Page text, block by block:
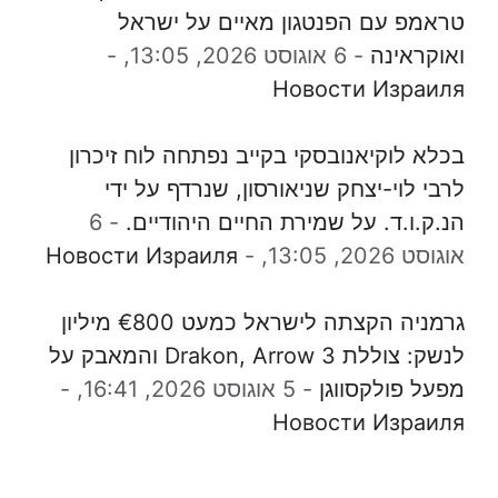
טראמפ עם הפנטגון מאיים על ישראל
ואוקראינה - 6 אוגוסט 2026, 13:05,
-
Новости Израиля
בכלא לוקיאנובסקי בקייב נפתחה לוח זיכרון
לרבי לוי-יצחק שניאורסון, שנרדף על ידי
הנ.ק.ו.ד. על שמירת החיים היהודיים. -
6
אוגוסט 2026, 13:05,
-
Новости Израиля
גרמניה הקצתה לישראל כמעט €800 מיליון
לנשק: צוללת Drakon, Arrow 3 והמאבק על
מפעל פולקסווגן - 5 אוגוסט 2026, 16:41,
-
Новости Израиля